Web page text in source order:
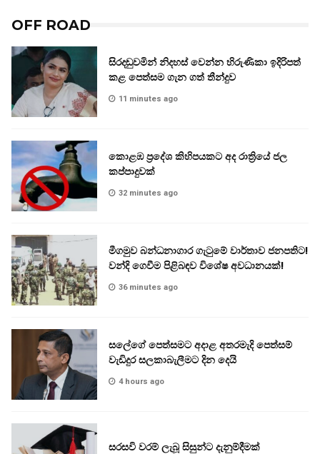
OFF ROAD
සිරදඬුවමින් නිදහස් වෙන්න හිරුණිකා ඉදිරිපත්
කළ පෙත්සම ගැන ගත් තීන්දුව
11 minutes ago
කොළඹ ප්‍රදේශ කිහිපයකට අද රාත්‍රියේ ජල
කප්පාදුවක්
32 minutes ago
මීගමුව බන්ධනාගාර ගැටුමේ වාර්තාව ජනපතිට!
වන්දි ගෙවීම පිළිබඳව විශේෂ අවධානයක්!
36 minutes ago
සලේගේ පෙත්සමට අදාළ අතරමැදි පෙත්සම්
වැඩිදුර සලකාබැලීමට දින දෙයි
4 hours ago
සරසවි වරම් ලැබූ සිසුන්ට දැනුම්දීමක්